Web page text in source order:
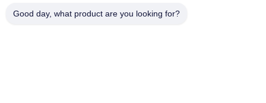
Good day, what product are you looking for?